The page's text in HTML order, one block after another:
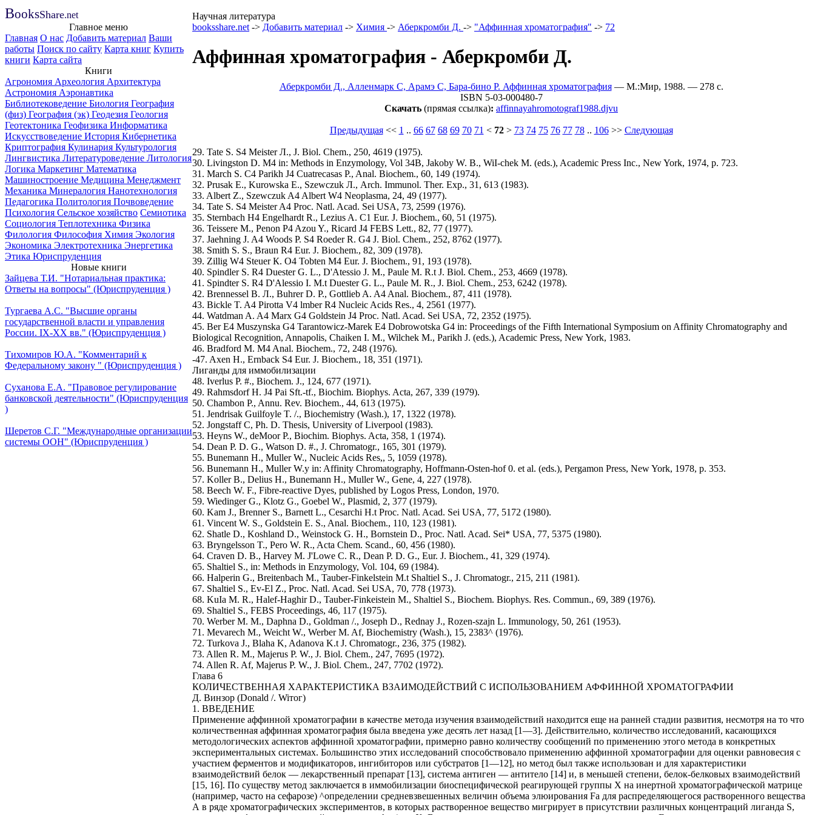
BooksShare.net
Научная литература
Главное меню
Главная О нас Добавить материал Ваши
работы Поиск по сайту Карта книг Купить
книги Карта сайта
Книги
Агрономия Археология Архитектура
Астрономия Аэронавтика
Библиотековедение Биология География
(физ) География (эк) Геодезия Геология
Геотектоника Геофизика Информатика
Искусствоведение История Кибернетика
Криптография Кулинария Культурология
Лингвистика Литературоведение Литология
Логика Маркетинг Математика
Машиностроение Медицина Менеджмент
Механика Минералогия Нанотехнология
Педагогика Политология Почвоведение
Психология Сельское хозяйство Семиотика
Социология Теплотехника Физика
Филология Философия Химия Экология
Экономика Электротехника Энергетика
Этика Юриспруденция
Новые книги
Зайцева Т.И. "Нотариальная практика:
Ответы на вопросы" (Юриспруденция )
Тургаева А.С. "Высшие органы
государственной власти и управления
России. IХ-ХХ вв." (Юриспруденция )
Тихомиров Ю.А. "Комментарий к
Федеральному закону " (Юриспруденция )
Суханова Е.А. "Правовое регулирование
банковской деятельности" (Юриспруденция
)
Шеретов С.Г. "Международные организации
системы ООН" (Юриспруденция )
booksshare.net -> Добавить материал -> Химия -> Аберкромби Д. -> "Аффинная хроматография" -> 72
Аффинная хроматография - Аберкромби Д.
Аберкромби Д., Алленмарк С, Арамэ С, Бара-бино Р. Аффинная хроматография— М.:Мир, 1988. — 278 c.
ISBN 5-03-000480-7
Скачать (прямая ссылка): affinnayahromotograf1988.djvu
Предыдущая<< 1 .. 66 67 68 69 70 71 < 72> 73 74 75 76 77 78.. 106>> Следующая
29. Tate S. S4 Meister Л., J. Biol. Chem., 250, 4619 (1975).
30. Livingston D. M4 in: Methods in Enzymology, Vol 34B, Jakoby W. B., WiI-chek M. (eds.), Academic Press Inc., New York, 1974, p. 723.
31. March S. C4 Parikh J4 Cuatrecasas P., Anal. Biochem., 60, 149 (1974).
32. Prusak E., Kurowska E., Szewczuk Л., Arch. Immunol. Ther. Exp., 31, 613 (1983).
33. Albert Z., Szewczuk A4 Albert W4 Neoplasma, 24, 49 (1977).
34. Tate S. S4 Meister A4 Proc. Natl. Acad. Sei USA, 73, 2599 (1976).
35. Sternbach H4 Engelhardt R., Lezius A. C1 Eur. J. Biochem., 60, 51 (1975).
36. Teissere M., Penon P4 Azou Y., Ricard J4 FEBS Lett., 82, 77 (1977).
37. Jaehning J. A4 Woods P. S4 Roeder R. G4 J. Biol. Chem., 252, 8762 (1977).
38. Smith S. S., Braun R4 Eur. J. Biochem., 82, 309 (1978).
39. Zillig W4 Steuer К. O4 Tobten M4 Eur. J. Biochem., 91, 193 (1978).
40. Spindler S. R4 Duester G. L., D'Atessio J. M., Paule M. R.t J. Biol. Chem., 253, 4669 (1978).
41. Spindter S. R4 D'Alessio I. M.t Duester G. L., Paule M. R., J. Biol. Chem., 253, 6242 (1978).
42. Brennessel В. Л., Buhrer D. P., Gottlieb A. A4 Anal. Biochem., 87, 411 (1978).
43. Bickle T. A4 Pirotta V4 lmber R4 Nucleic Acids Res., 4, 2561 (1977).
44. Watdman A. A4 Marx G4 Goldstein J4 Proc. Natl. Acad. Sei USA, 72, 2352 (1975).
45. Ber E4 Muszynska G4 Tarantowicz-Marek E4 Dobrowotska G4 in: Proceedings of the Fifth International Symposium on Affinity Chromatography and
Biological Recognition, Annapolis, Chaiken I. M., Wilchek M., Parikh J. (eds.), Academic Press, New York, 1983.
46. Bradford M. M4 Anal. Biochem., 72, 248 (1976).
-47. Axen H., Ernback S4 Eur. J. Biochem., 18, 351 (1971).
Лиганды для иммобилизации
48. Iverlus P. #., Biochem. J., 124, 677 (1971).
49. Rahmsdorf Н. J4 Раі Sft.-tf., Biochim. Biophys. Acta, 267, 339 (1979).
50. Chambon P., Annu. Rev. Biochem., 44, 613 (1975).
51. Jendrisak Guilfoyle T. /., Biochemistry (Wash.), 17, 1322 (1978).
52. Jongstaff С, Ph. D. Thesis, University of Liverpool (1983).
53. Heyns W., deMoor P., Biochim. Biophys. Acta, 358, 1 (1974).
54. Dean P. D. G., Watson D. #., J. Chromatogr., 165, 301 (1979).
55. Bunemann H., Muller W., Nucleic Acids Res,, 5, 1059 (1978).
56. Bunemann H., Muller W.y in: Affinity Chromatography, Hoffmann-Osten-hof 0. et al. (eds.), Pergamon Press, New York, 1978, p. 353.
57. Koller В., Delius H., Bunemann H., Muller W., Gene, 4, 227 (1978).
58. Beech W. F., Fibre-reactive Dyes, published by Logos Press, London, 1970.
59. Wiedinger G., Klotz G., Goebel W., Plasmid, 2, 377 (1979).
60. Kam J., Brenner S., Barnett L., Cesarchi H.t Proc. Natl. Acad. Sei USA, 77, 5172 (1980).
61. Vincent W. S., Goldstein E. S., Anal. Biochem., 110, 123 (1981).
62. Shatle D., Koshland D., Weinstock G. H., Bornstein D., Proc. Natl. Acad. Sei* USA, 77, 5375 (1980).
63. Bryngelsson T., Pero W. R., Acta Chem. Scand., 60, 456 (1980).
64. Craven D. B., Harvey M. J'Lowe C. R., Dean P. D. G., Eur. J. Biochem., 41, 329 (1974).
65. Shaltiel S., in: Methods in Enzymology, Vol. 104, 69 (1984).
66. Halperin G., Breitenbach M., Tauber-Finkelstein M.t Shaltiel S., J. Chromatogr., 215, 211 (1981).
67. Shaltiel S., Ev-El Z., Proc. Natl. Acad. Sei USA, 70, 778 (1973).
68. KuIa M. R., Halef-Haghir D., Tauber-Finkeistein M., Shaltiel S., Biochem. Biophys. Res. Commun., 69, 389 (1976).
69. Shaltiel S., FEBS Proceedings, 46, 117 (1975).
70. Werber M. M., Daphna D., Goldman /., Joseph D., Rednay J., Rozen-szajn L. Immunology, 50, 261 (1953).
71. Mevarech M., Weicht W., Werber M. Af, Biochemistry (Wash.), 15, 2383^ (1976).
72. Turkova J., Blaha K, Adanova K.t J. Chromatogr., 236, 375 (1982).
73. Allen R. M., Majerus P. W., J. Biol. Chem., 247, 7695 (1972).
74. Allen R. Af, Majerus P. W., J. Biol. Chem., 247, 7702 (1972).
Глава 6
КОЛИЧЕСТВЕННАЯ ХАРАКТЕРИСТИКА ВЗАИМОДЕЙСТВИЙ С ИСПОЛЬЗОВАНИЕМ АФФИННОЙ ХРОМАТОГРАФИИ
Д. Винзор (Donald /. Wiтог)
1. ВВЕДЕНИЕ
Применение аффинной хроматографии в качестве метода изучения взаимодействий находится еще на ранней стадии развития, несмотря на то что
количественная аффинная хроматография была введена уже десять лет назад [1—3]. Действительно, количество исследований, касающихся
методологических аспектов аффинной хроматографии, примерно равно количеству сообщений по применению этого метода в конкретных
экспериментальных системах. Большинство этих исследований способствовало применению аффинной хроматографии для оценки равновесия с
участием ферментов и модификаторов, ингибиторов или субстратов [1—12], но метод был также использован и для характеристики
взаимодействий белок — лекарственный препарат [13], система антиген — антитело [14] и, в меньшей степени, белок-белковых взаимодействий
[15, 16]. По существу метод заключается в иммобилизации биоспецифической реагирующей группы X на инертной хроматографической матрице
(например, часто на сефарозе) ^определении средневзвешенных величин объема элюирования Fa для распределяющегося растворенного вещества
А в ряде хроматографических экспериментов, в которых растворенное вещество мигрирует в присутствии различных концентраций лиганда S,